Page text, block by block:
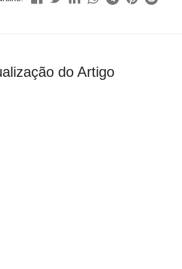
do Artigo